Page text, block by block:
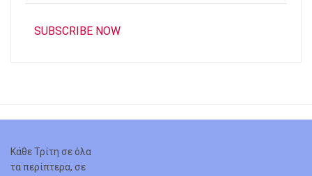
SUBSCRIBE NOW
Κάθε Τρίτη σε όλα
τα περίπτερα, σε